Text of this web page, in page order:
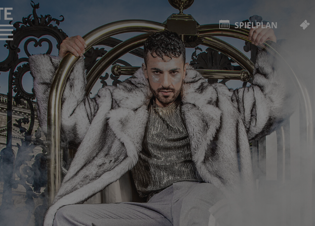
SPIELPLAN